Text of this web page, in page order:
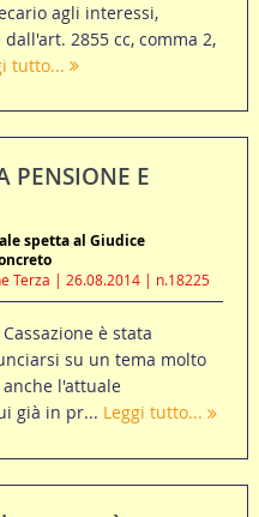
agli interessi,
2855 cc, comma 2,
tutto...
PENSIONE E
spetta al Giudice
Terza | 26.08.2014 | n.18225
è stata
su un tema molto
l'attuale
già in pr... Leggi tutto...